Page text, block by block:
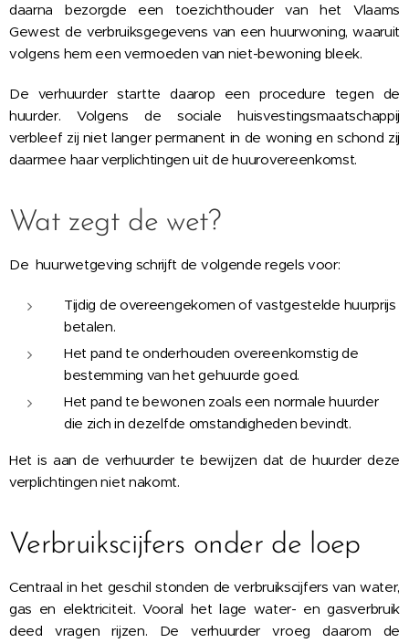
daarna bezorgde een toezichthouder van het Vlaams
Gewest de verbruiksgegevens van een huurwoning, waaruit
volgens hem een vermoeden van niet-bewoning bleek.
De verhuurder startte daarop een procedure tegen de
huurder. Volgens de sociale huisvestingsmaatschappij
verbleef zij niet langer permanent in de woning en schond zij
daarmee haar verplichtingen uit de huurovereenkomst.
Wat zegt de wet?
De huurwetgeving schrijft de volgende regels voor:
Tijdig de overeengekomen of vastgestelde huurprijs
betalen.
Het pand te onderhouden overeenkomstig de
bestemming van het gehuurde goed.
Het pand te bewonen zoals een normale huurder
die zich in dezelfde omstandigheden bevindt.
Het is aan de verhuurder te bewijzen dat de huurder deze
verplichtingen niet nakomt.
Verbruikscijfers onder de loep
Centraal in het geschil stonden de verbruikscijfers van water,
gas en elektriciteit. Vooral het lage water- en gasverbruik
deed vragen rijzen. De verhuurder vroeg daarom de